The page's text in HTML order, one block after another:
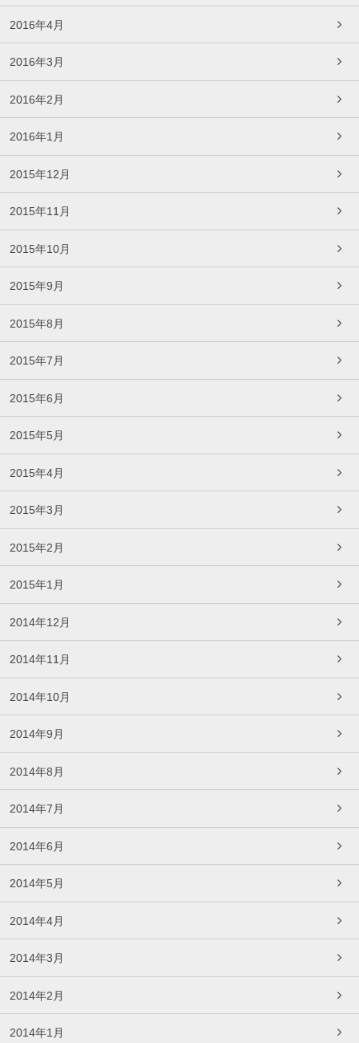
2016年4月
2016年3月
2016年2月
2016年1月
2015年12月
2015年11月
2015年10月
2015年9月
2015年8月
2015年7月
2015年6月
2015年5月
2015年4月
2015年3月
2015年2月
2015年1月
2014年12月
2014年11月
2014年10月
2014年9月
2014年8月
2014年7月
2014年6月
2014年5月
2014年4月
2014年3月
2014年2月
2014年1月